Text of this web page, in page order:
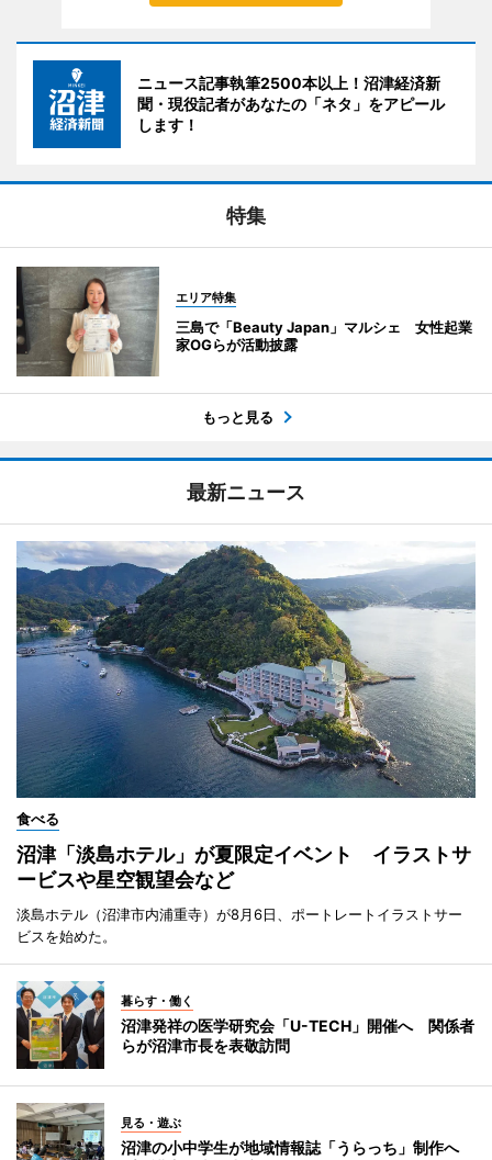
ニュース記事執筆2500本以上！沼津経済新
聞・現役記者があなたの「ネタ」をアピール
します！
特集
エリア特集
三島で「Beauty Japan」マルシェ 女性起業
家OGらが活動披露
もっと見る
最新ニュース
食べる
沼津「淡島ホテル」が夏限定イベント イラストサ
ービスや星空観望会など
淡島ホテル（沼津市内浦重寺）が8月6日、ポートレートイラストサー
ビスを始めた。
暮らす・働く
沼津発祥の医学研究会「U-TECH」開催へ 関係者
らが沼津市長を表敬訪問
見る・遊ぶ
沼津の小中学生が地域情報誌「うらっち」制作へ